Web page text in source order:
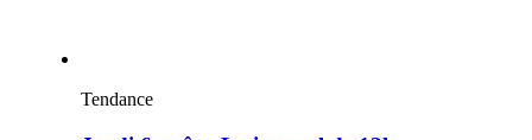
Tendance